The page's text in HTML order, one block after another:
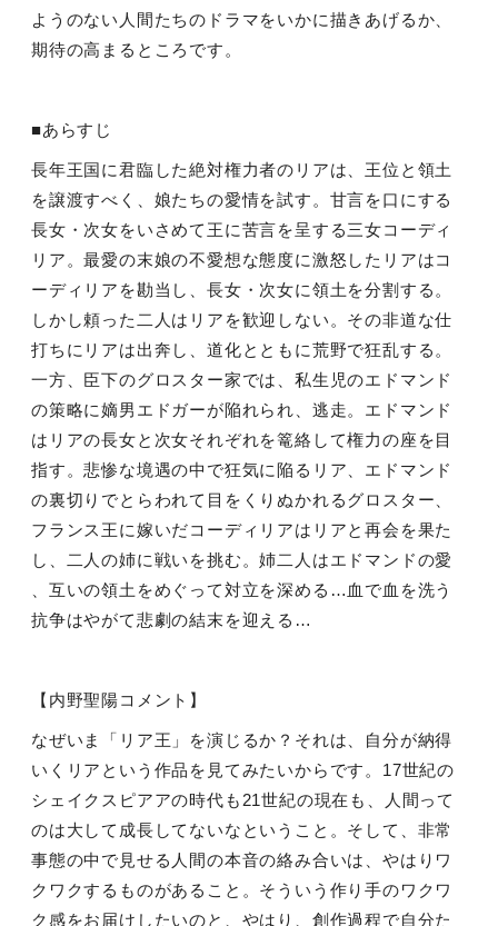
ようのない人間たちのドラマをいかに描きあげるか、
期待の高まるところです。
■あらすじ
長年王国に君臨した絶対権力者のリアは、王位と領土
を譲渡すべく、娘たちの愛情を試す。甘言を口にする
長女・次女をいさめて王に苦言を呈する三女コーディ
リア。最愛の末娘の不愛想な態度に激怒したリアはコ
ーディリアを勘当し、長女・次女に領土を分割する。
しかし頼った二人はリアを歓迎しない。その非道な仕
打ちにリアは出奔し、道化とともに荒野で狂乱する。
一方、臣下のグロスター家では、私生児のエドマンド
の策略に嫡男エドガーが陥れられ、逃走。エドマンド
はリアの長女と次女それぞれを篭絡して権力の座を目
指す。悲惨な境遇の中で狂気に陥るリア、エドマンド
の裏切りでとらわれて目をくりぬかれるグロスター、
フランス王に嫁いだコーディリアはリアと再会を果た
し、二人の姉に戦いを挑む。姉二人はエドマンドの愛
、互いの領土をめぐって対立を深める…血で血を洗う
抗争はやがて悲劇の結末を迎える…
【内野聖陽コメント】
なぜいま「リア王」を演じるか？それは、自分が納得
いくリアという作品を見てみたいからです。 17世紀の
シェイクスピアアの時代も 21世紀の現在も、人間って
のは大して成長してないなということ。そして、非常
事態の中で見せる人間の本音の絡み合いは、やはりワ
クワクするものがあること。そういう作り手のワクワ
ク感をお届けしたいのと、やはり、創作過程で自分た